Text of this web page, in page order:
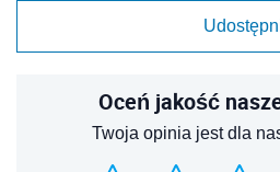
Oceń jakość
Twoja opinia jest dla